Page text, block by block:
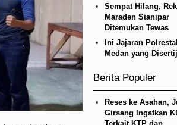
di Seoul Minggu 9
Tapanuli Utara Gotong
Sempat Hilang,
Maraden Sianipar
Ditemukan Tewas
Ini Jajaran
Medan yang
Berita Populer
Reses ke Asahan,
Girsang Ingatkan